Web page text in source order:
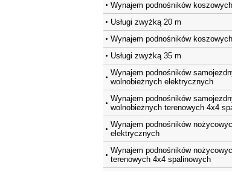
Wynajem podnośników
Usługi zwyżką 20 m
Wynajem podnośników
Usługi zwyżką 35 m
Wynajem podnośników
wolnobieżnych elektrycznych
Wynajem podnośników
wolnobieżnych terenowych 4x4
Wynajem podnośników
elektrycznych
Wynajem podnośników
terenowych 4x4 spalinowych